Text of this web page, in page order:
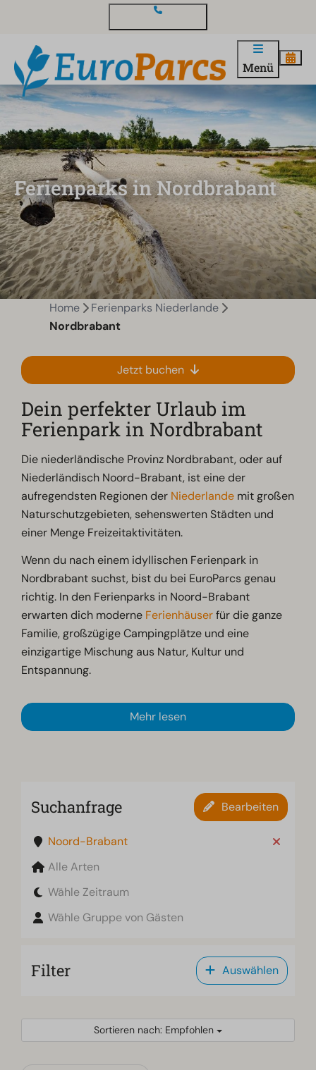
Menü
Ferienparks in Nordbrabant
Home
Ferienparks Niederlande
Nordbrabant
Jetzt buchen
Dein perfekter Urlaub im
Ferienpark in Nordbrabant
Die niederländische Provinz Nordbrabant, oder auf
Niederländisch Noord-Brabant, ist eine der
aufregendsten Regionen der Niederlande mit großen
Naturschutzgebieten, sehenswerten Städten und
einer Menge Freizeitaktivitäten.
Wenn du nach einem idyllischen Ferienpark in
Nordbrabant suchst, bist du bei EuroParcs genau
richtig. In den Ferienparks in Noord-Brabant
erwarten dich moderne Ferienhäuserfür die ganze
Familie, großzügige Campingplätze und eine
einzigartige Mischung aus Natur, Kultur und
Entspannung.
Mehr lesen
Suchanfrage Bearbeiten
Noord-Brabant
Alle Arten
Wähle Zeitraum
Wähle Gruppe von Gästen
Filter Auswählen
Sortieren nach: Empfohlen